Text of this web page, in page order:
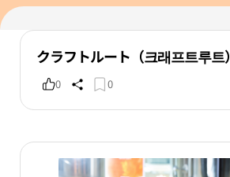
クラフトルート（크래프트루트）
0 0